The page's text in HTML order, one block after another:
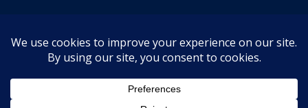
Mentions légales
Politique de confidentialité